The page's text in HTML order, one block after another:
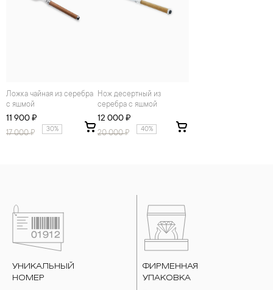
Ложка чайная из серебра
с яшмой
11 900 ₽
17 000₽ 30%
Нож десертный из
серебра с яшмой
12 000 ₽
20 000₽ 40%
УНИКАЛЬНЫЙ
НОМЕР
ФИРМЕННАЯ
УПАКОВКА